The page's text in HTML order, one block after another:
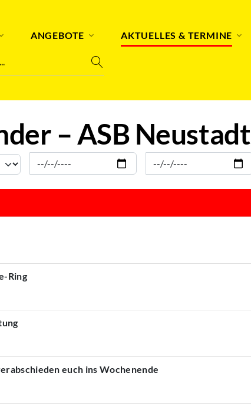
ANGEBOTE AKTUELLES & TERMINE
– ASB Neustadt
Ring
euch ins Wochenende